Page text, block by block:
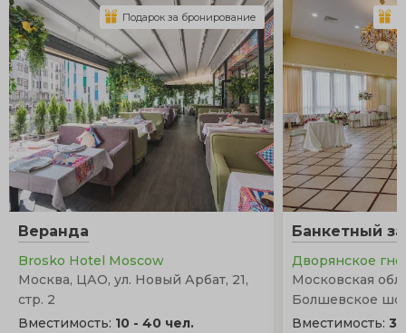
Веранда
Brosko Hotel Moscow
Москва, ЦАО, ул. Новый Арбат, 21,
стр. 2
Вместимость: 10 - 40 чел.
Подарок за бронирование
Банкетный
Дворянское
Московская
Болшевское
Вместимость: